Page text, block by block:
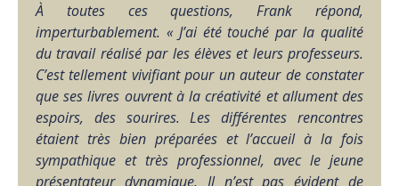
À toutes ces questions, Frank répond,
imperturbablement. « J’ai été touché par la qualité
du travail réalisé par les élèves et leurs professeurs.
C’est tellement vivifiant pour un auteur de constater
que ses livres ouvrent à la créativité et allument des
espoirs, des sourires. Les différentes rencontres
étaient très bien préparées et l’accueil à la fois
sympathique et très professionnel, avec le jeune
présentateur dynamique. Il n’est pas évident de